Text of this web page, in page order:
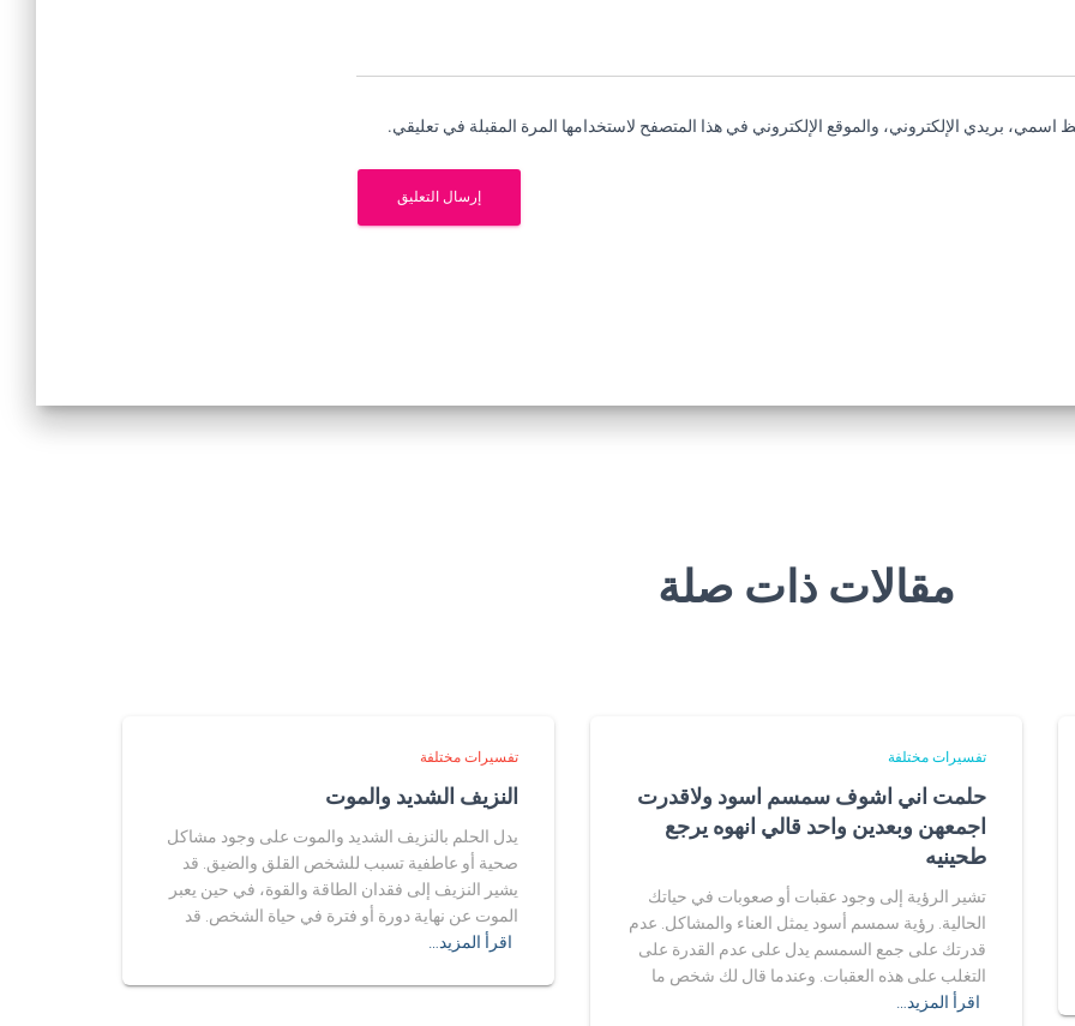
اسمي، بريدي الإلكتروني، والموقع الإلكتروني في هذا المتصفح لاستخدامها المرة المقبلة في تعليقي.
مقالات ذات صلة
تفسيرات مختلفة
حلمت اني اشوف سمسم اسود ولاقدرت
اجمعهن وبعدين واحد قالي انهوه يرجع
طحينيه
تشير الرؤية إلى وجود عقبات أو صعوبات في حياتك
الحالية. رؤية سمسم أسود يمثل العناء والمشاكل. عدم
قدرتك على جمع السمسم يدل على عدم القدرة على
التغلب على هذه العقبات. وعندما قال لك شخص ما
اقرأ المزيد…
تفسيرات مختلفة
النزيف الشديد والموت
يدل الحلم بالنزيف الشديد والموت على وجود مشاكل
صحية أو عاطفية تسبب للشخص القلق والضيق. قد
يشير النزيف إلى فقدان الطاقة والقوة، في حين يعبر
الموت عن نهاية دورة أو فترة في حياة الشخص. قد
اقرأ المزيد…